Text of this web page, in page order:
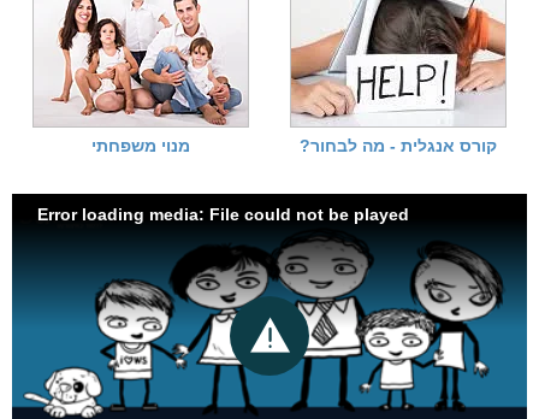
קורס אנגלית - מה לבחור? מנוי משפחתי
Error loading media: File could not be played